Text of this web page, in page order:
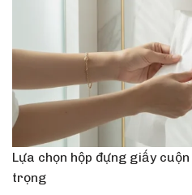
Lựa chọn hộp đựng giấy
trọng